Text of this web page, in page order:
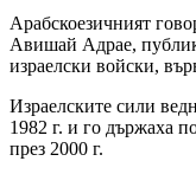
Арабскоезичният
Авишай Адрае,
израелски войски,
Израелските сили
1982 г. и го държаха
през 2000 г.